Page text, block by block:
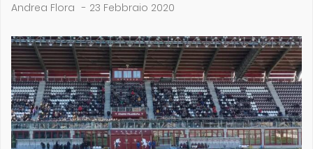
Andrea Flora - 23 Febbraio 2020